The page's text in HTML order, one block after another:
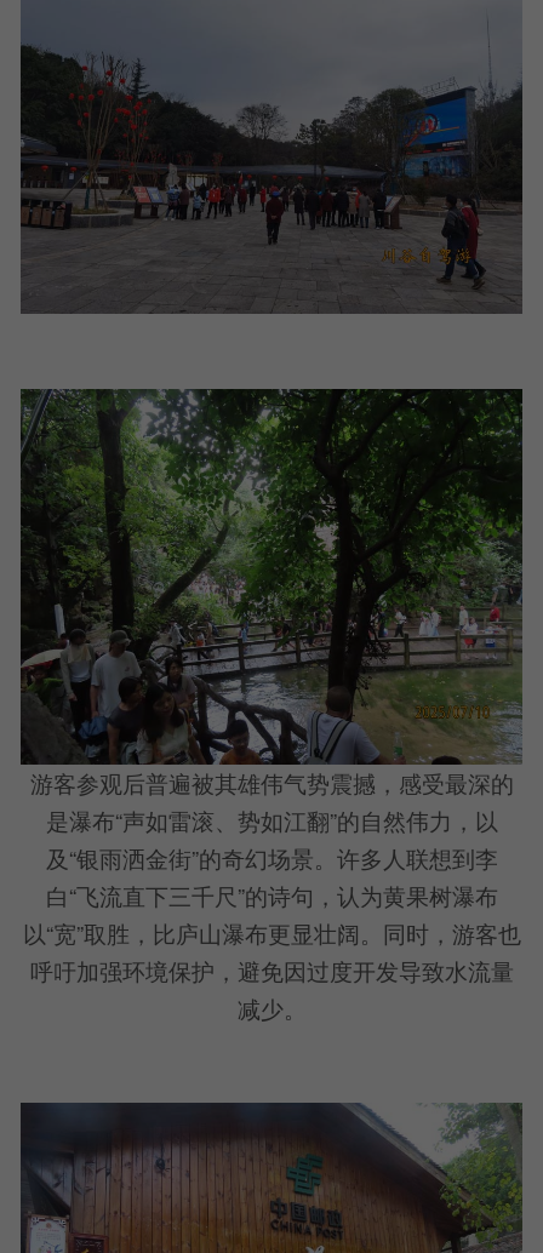
游客参观后普遍被其雄伟气势震撼，感受最深的
是瀑布“声如雷滚、势如江翻”的自然伟力，以
及“银雨洒金街”的奇幻场景。许多人联想到李
白“飞流直下三千尺”的诗句，认为黄果树瀑布
以“宽”取胜，比庐山瀑布更显壮阔。同时，游客也
呼吁加强环境保护，避免因过度开发导致水流量
减少。